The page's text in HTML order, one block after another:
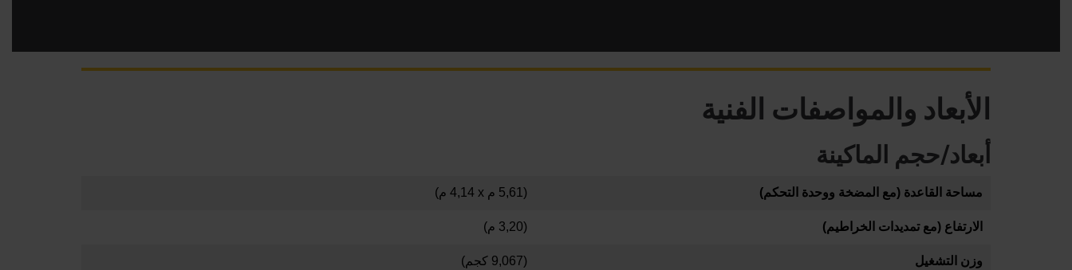
الأبعاد والمواصفات الفنية
أبعاد/حجم الماكينة
مساحة القاعدة (مع المضخة ووحدة التحكم) (5,61 م x‏ 4,14 م)
الارتفاع (مع تمديدات الخراطيم) (3,20 م)
وزن التشغيل (9,067 كجم)